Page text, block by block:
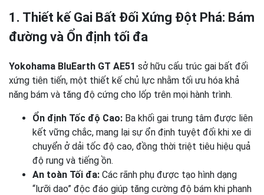
1. Thiết kế Gai Bất Đối Xứng Đột Phá: Bám
đường và Ổn định tối đa
Yokohama BluEarth GT AE51 sở hữu cấu trúc gai bất đối
xứng tiên tiến, một thiết kế chủ lực nhằm tối ưu hóa khả
năng bám và tăng độ cứng cho lốp trên mọi hành trình.
Ổn định Tốc độ Cao: Ba khối gai trung tâm được liên
kết vững chắc, mang lại sự ổn định tuyệt đối khi xe di
chuyển ở dải tốc độ cao, đồng thời triệt tiêu hiệu quả
độ rung và tiếng ồn.
An toàn Tối đa: Các rãnh phụ được tạo hình dạng
“lưỡi dao” độc đáo giúp tăng cường độ bám khi phanh